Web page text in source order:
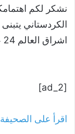
نشكر لكم
الكردستاني
اشراق العالم 24 على قوقل نيوز للمزيد من الأخبار
[ad_2]
اقرأ على الصحيفة